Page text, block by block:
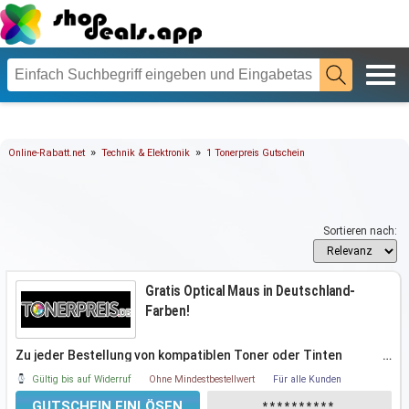
Online-Rabatt.net » Technik & Elektronik » 1 Tonerpreis Gutschein
Sortieren nach:
Gratis Optical Maus in Deutschland-
Farben!
Zu jeder Bestellung von kompatiblen Toner oder Tinten
(Ampertec) gibt es ab
…
Gültig bis auf Widerruf Ohne Mindestbestellwert Für alle Kunden